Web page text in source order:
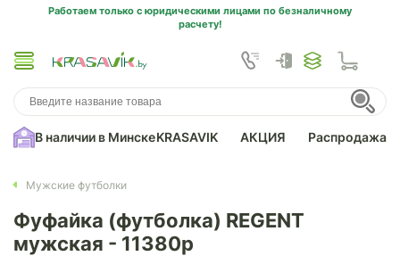
Работаем только с юридическими лицами по безналичному
расчету!
В наличии в МинскеKRASAVIK АКЦИЯ Распродажа
Мужские футболки
Фуфайка (футболка) REGENT
мужская - 11380p